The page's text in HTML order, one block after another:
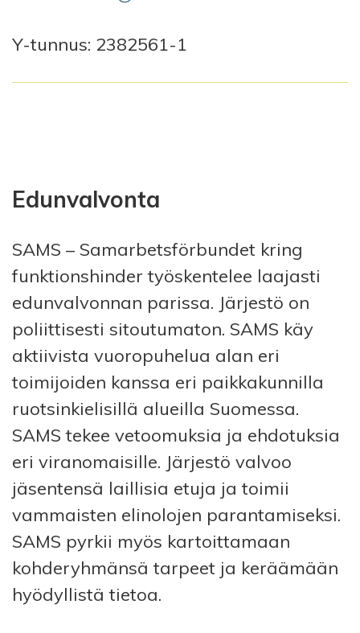
Y-tunnus: 2382561-1
Edunvalvonta
SAMS – Samarbetsförbundet kring
funktionshinder työskentelee laajasti
edunvalvonnan parissa. Järjestö on
poliittisesti sitoutumaton. SAMS käy
aktiivista vuoropuhelua alan eri
toimijoiden kanssa eri paikkakunnilla
ruotsinkielisillä alueilla Suomessa.
SAMS tekee vetoomuksia ja ehdotuksia
eri viranomaisille. Järjestö valvoo
jäsentensä laillisia etuja ja toimii
vammaisten elinolojen parantamiseksi.
SAMS pyrkii myös kartoittamaan
kohderyhmänsä tarpeet ja keräämään
hyödyllistä tietoa.